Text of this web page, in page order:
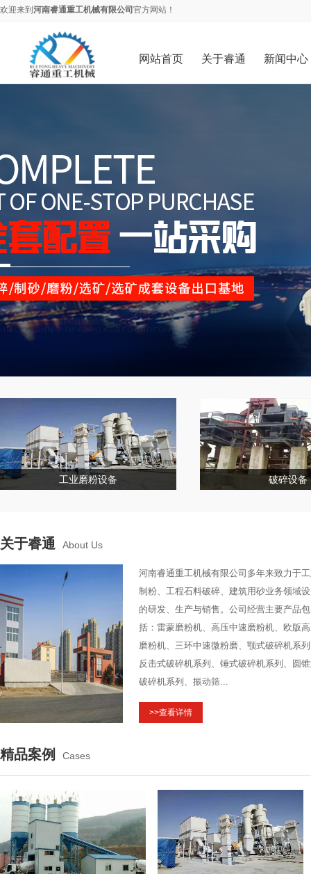
欢迎来到 河南睿通重工机械有限公司 官方网站！
网站首页 关于睿通 新闻中心
工业磨粉设备 破碎设备
关于睿通 About Us
河南睿通重工机械有限公司多年来致力于
制粉、工程石料破碎、建筑用砂业务领域
的研发、生产与销售。公司经营主要产品包
括：雷蒙磨粉机、高压中速磨粉机、欧版
磨粉机、三环中速微粉磨、颚式破碎机系
反击式破碎机系列、锤式破碎机系列、圆
破碎机系列、振动筛...
>>查看详情
精品案例 Cases